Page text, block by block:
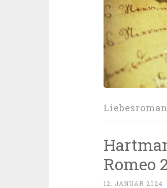
Liebesroman
Romeo
12. JANUAR 2024